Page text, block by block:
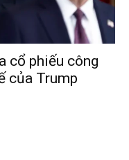
cổ phiếu công
của Trump